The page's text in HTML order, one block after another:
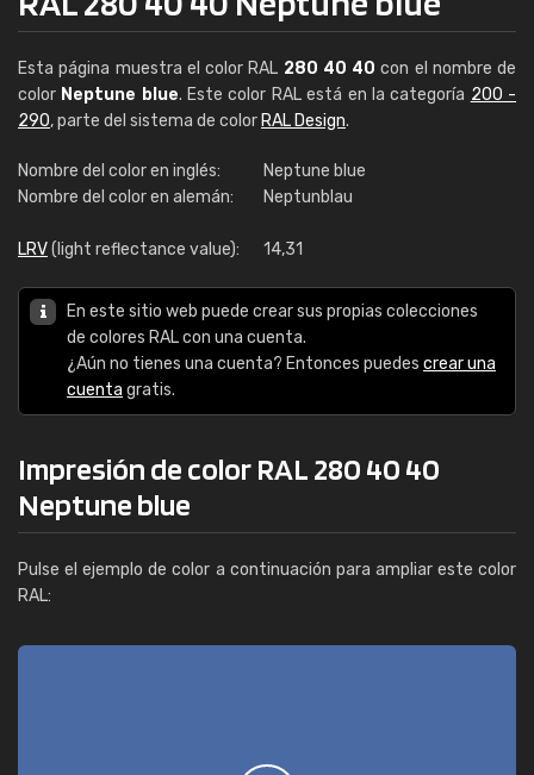
Esta página muestra el color RAL 280 40 40 con el nombre de
color Neptune blue. Este color RAL está en la categoría 200 -
290, parte del sistema de color RAL Design.
Nombre del color en inglés:
Neptune blue
Nombre del color en alemán:
Neptunblau
LRV(light reflectance value): 14,31
En este sitio web puede crear sus propias colecciones
de colores RAL con una cuenta.
¿Aún no tienes una cuenta? Entonces puedes crear una
cuenta gratis.
Impresión de color RAL 280 40 40
Neptune blue
Pulse el ejemplo de color a continuación para ampliar este color
RAL: